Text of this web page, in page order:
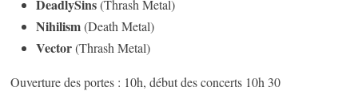
DeadlySins(Thrash Metal)
Nihilism(Death Metal)
Vector(Thrash Metal)
Ouverture des portes : 10h, début des concerts 10h 30